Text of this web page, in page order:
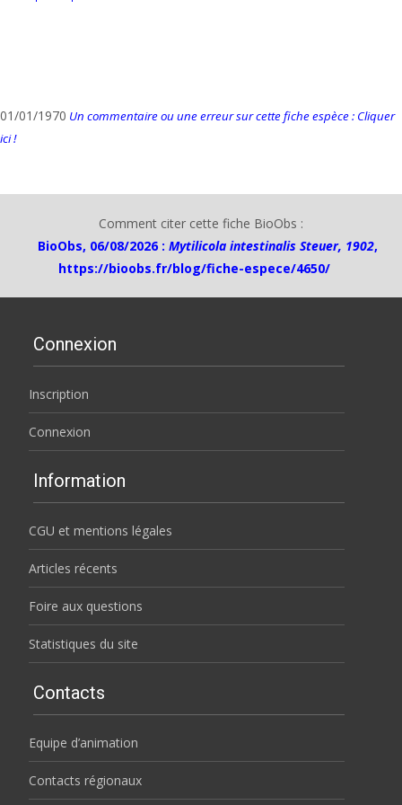
01/01/1970 Un commentaire ou une erreur sur cette fiche espèce : Cliquer
ici !
Comment citer cette fiche BioObs :
BioObs, 06/08/2026 : Mytilicola intestinalis Steuer, 1902,
https://bioobs.fr/blog/fiche-espece/4650/
Connexion
Inscription
Connexion
Information
CGU et mentions légales
Articles récents
Foire aux questions
Statistiques du site
Contacts
Equipe d’animation
Contacts régionaux